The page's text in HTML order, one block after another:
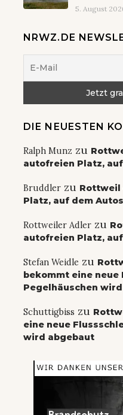
5. August
NRWZ.DE
DIE NEUESTEN
Ralph Munz zu
autofreien Platz,
Bruddler zu Rottweil
Platz, auf dem
Rottweiler Adler zu
autofreien Platz,
Stefan Weidle zu
bekommt eine neue
Pegelhäuschen
Schuttigbiss zu
eine neue
wird abgebaut